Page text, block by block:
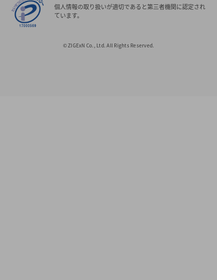
個人情報の取り扱いが適切であると第三者機関に認定され
ています。
© ZIGExN Co., Ltd. All Rights Reserved.